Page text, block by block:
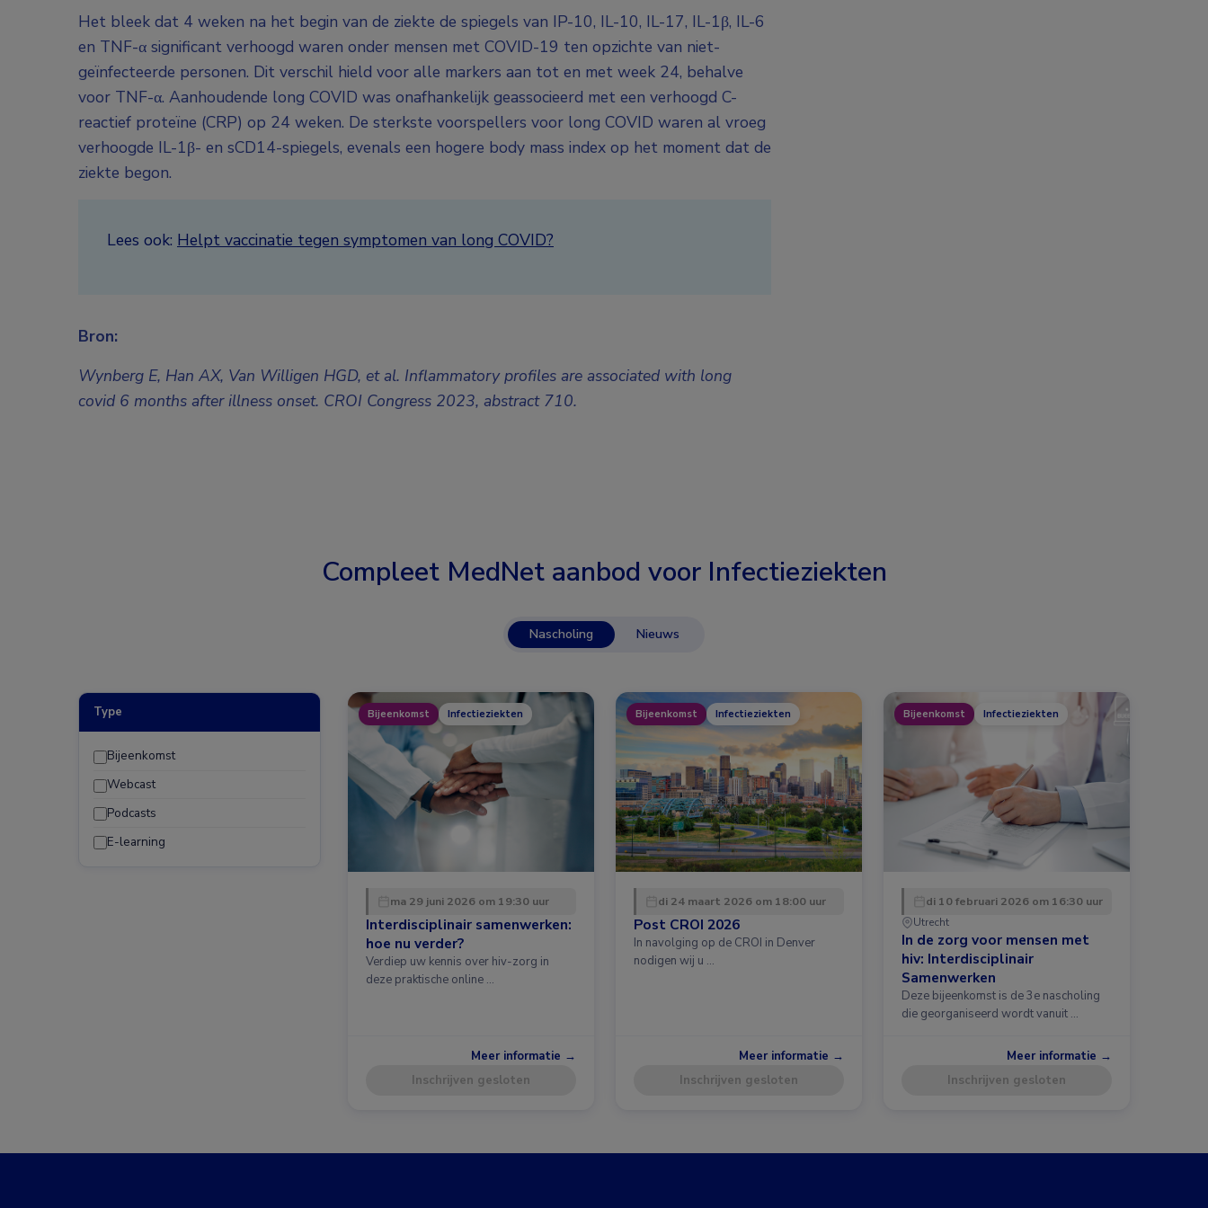
Het bleek dat 4 weken na het begin van de ziekte de spiegels van IP-10, IL-10, IL-17, IL-1β, IL-6
en TNF-α significant verhoogd waren onder mensen met COVID-19 ten opzichte van niet-
geïnfecteerde personen. Dit verschil hield voor alle markers aan tot en met week 24, behalve
voor TNF-α. Aanhoudende long COVID was onafhankelijk geassocieerd met een verhoogd C-
reactief proteïne (CRP) op 24 weken. De sterkste voorspellers voor long COVID waren al vroeg
verhoogde IL-1β- en sCD14-spiegels, evenals een hogere body mass index op het moment dat de
ziekte begon.
Lees ook: Helpt vaccinatie tegen symptomen van long COVID?
Bron:
Wynberg E, Han AX, Van Willigen HGD, et al. Inflammatory profiles are associated with long
covid 6 months after illness onset. CROI Congress 2023, abstract 710.
Compleet MedNet aanbod voor Infectieziekten
Nascholing Nieuws
Type
Bijeenkomst
Webcast
Podcasts
E-learning
Bijeenkomst Infectieziekten
ma 29 juni 2026 om 19:30 uur
Interdisciplinair samenwerken:
hoe nu verder?
Verdiep uw kennis over hiv-zorg in
deze praktische online …
Meer informatie →
Inschrijven gesloten
Bijeenkomst Infectieziekten
di 24 maart 2026 om 18:00 uur
Post CROI 2026
In navolging op de CROI in Denver
nodigen wij u …
Meer informatie →
Inschrijven gesloten
Bijeenkomst Infectieziekten
di 10 februari 2026 om 16:30 uur
Utrecht
In de zorg voor mensen met
hiv: Interdisciplinair
Samenwerken
Deze bijeenkomst is de 3e nascholing
die georganiseerd wordt vanuit …
Meer informatie →
Inschrijven gesloten